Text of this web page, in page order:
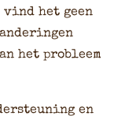
het geen
het probleem
en